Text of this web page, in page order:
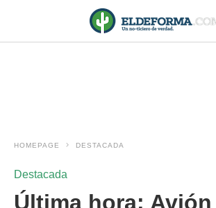
HOMEPAGE DESTACADA
Destacada
Última hora: Avión